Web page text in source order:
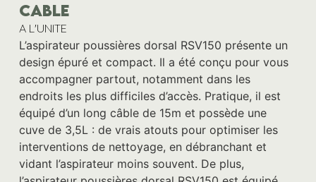
CABLE
A L'UNITE
L’aspirateur poussières dorsal RSV150 présente un
design épuré et compact. Il a été conçu pour vous
accompagner partout, notamment dans les
endroits les plus difficiles d’accès. Pratique, il est
équipé d’un long câble de 15m et possède une
cuve de 3,5L : de vrais atouts pour optimiser les
interventions de nettoyage, en débranchant et
vidant l’aspirateur moins souvent. De plus,